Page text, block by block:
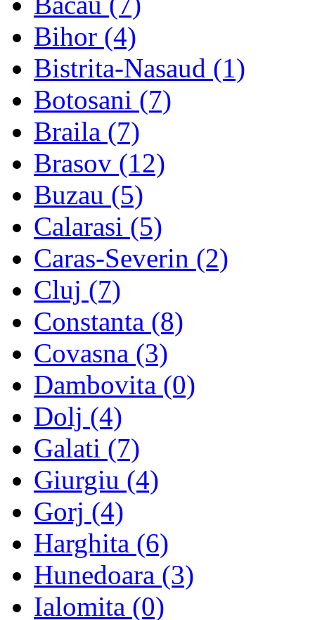
Bihor (4)
Bistrita-Nasaud (1)
Botosani (7)
Braila (7)
Brasov (12)
Buzau (5)
Calarasi (5)
Caras-Severin (2)
Cluj (7)
Constanta (8)
Covasna (3)
Dambovita (0)
Dolj (4)
Galati (7)
Giurgiu (4)
Gorj (4)
Harghita (6)
Hunedoara (3)
Ialomita (0)